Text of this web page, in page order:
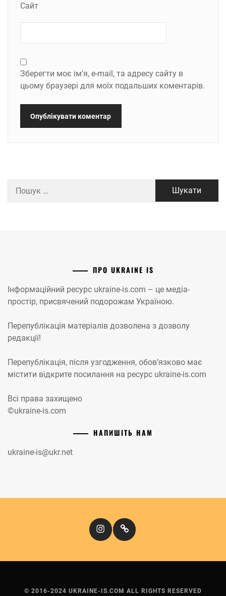
Сайт
Зберегти моє ім'я, e-mail, та адресу сайту в
цьому браузері для моїх подальших коментарів.
ПРО UKRAINE IS
Інформаційний ресурс ukraine-is.com – це медіа-
простір, присвячений подорожам Україною.
Перепублікація матеріалів дозволена з дозволу
редакції!
Перепублікація, після узгодження, обов’язково має
містити відкрите посилання на ресурс ukraine-is.com
Всі права захищено
©ukraine-is.com
НАПИШІТЬ НАМ
ukraine-is@ukr.net
InstagramКіномандри
© 2016-2024 UKRAINE-IS.COM ALL RIGHTS RESERVED